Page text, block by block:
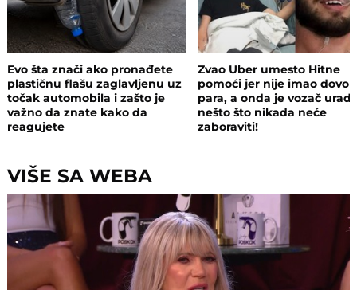
Evo šta znači ako pronađete
plastičnu flašu zaglavljenu uz
točak automobila i zašto je
važno da znate kako da
reagujete
Zvao Uber umesto Hitne
pomoći jer nije imao
para, a onda je vozač
nešto što nikada neće
zaboraviti!
VIŠE SA WEBA